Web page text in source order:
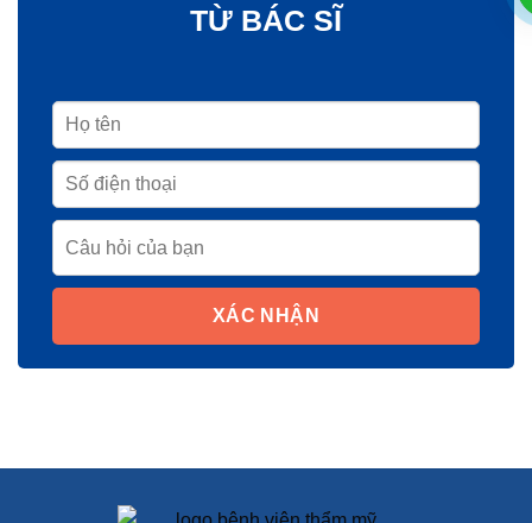
TỪ BÁC SĨ
XÁC NHẬN